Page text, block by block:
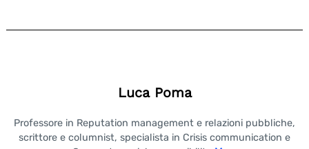
Luca Poma
Professore in Reputation management e relazioni pubbliche,
scrittore e columnist, specialista in Crisis communication e